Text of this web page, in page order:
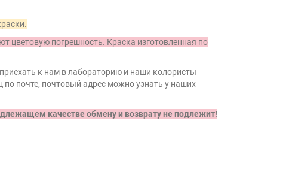
цветовую погрешность. Краска изготовленная по
приехать к нам в лабораторию и наши колористы
почте, почтовый адрес можно узнать у наших
качестве обмену и возврату не подлежит!